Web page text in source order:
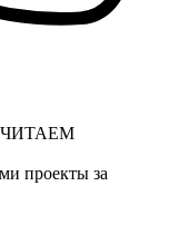
проекты за